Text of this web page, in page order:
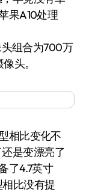
果A10处理
组合为700万
头。
相比变化不
是变漂亮了
了4.7英寸
比没有提